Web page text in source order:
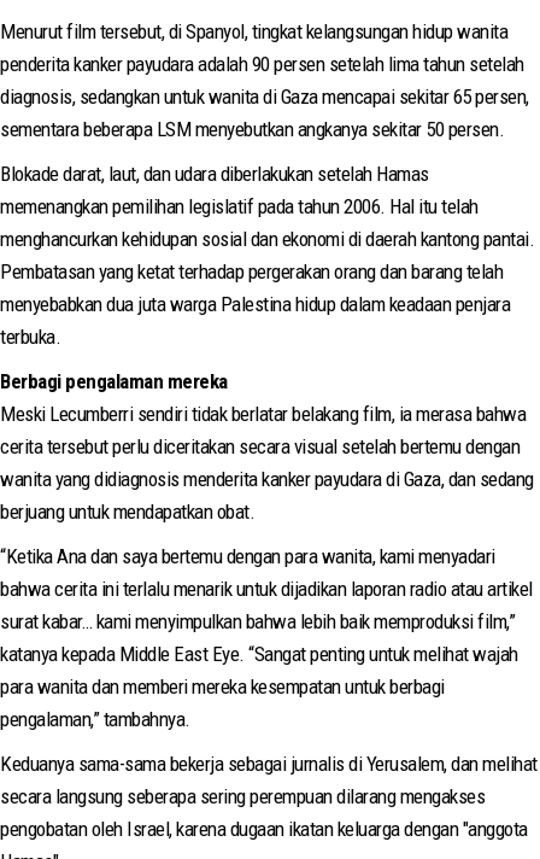
Menurut film tersebut, di Spanyol, tingkat kelangsungan hidup wanita
penderita kanker payudara adalah 90 persen setelah lima tahun setelah
diagnosis, sedangkan untuk wanita di Gaza mencapai sekitar 65 persen,
sementara beberapa LSM menyebutkan angkanya sekitar 50 persen.
Blokade darat, laut, dan udara diberlakukan setelah Hamas
memenangkan pemilihan legislatif pada tahun 2006. Hal itu telah
menghancurkan kehidupan sosial dan ekonomi di daerah kantong pantai.
Pembatasan yang ketat terhadap pergerakan orang dan barang telah
menyebabkan dua juta warga Palestina hidup dalam keadaan penjara
terbuka.
Berbagi pengalaman mereka
Meski Lecumberri sendiri tidak berlatar belakang film, ia merasa bahwa
cerita tersebut perlu diceritakan secara visual setelah bertemu dengan
wanita yang didiagnosis menderita kanker payudara di Gaza, dan sedang
berjuang untuk mendapatkan obat.
“Ketika Ana dan saya bertemu dengan para wanita, kami menyadari
bahwa cerita ini terlalu menarik untuk dijadikan laporan radio atau artikel
surat kabar… kami menyimpulkan bahwa lebih baik memproduksi film,”
katanya kepada Middle East Eye. “Sangat penting untuk melihat wajah
para wanita dan memberi mereka kesempatan untuk berbagi
pengalaman,” tambahnya.
Keduanya sama-sama bekerja sebagai jurnalis di Yerusalem, dan melihat
secara langsung seberapa sering perempuan dilarang mengakses
pengobatan oleh Israel, karena dugaan ikatan keluarga dengan "anggota